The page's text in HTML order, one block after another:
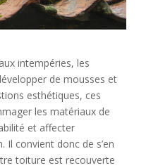
intempéries, les
de mousses et
esthétiques, ces
les matériaux de
et affecter
Il convient donc de s’en
toiture est recouverte